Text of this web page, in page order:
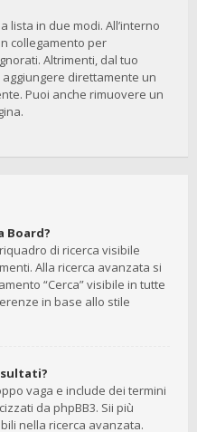
lista in due modi. All’interno
collegamento per
Altrimenti, dal tuo
direttamente un
Puoi anche rimuovere un
Board?
di ricerca visibile
Alla ricerca avanzata si
“Cerca” visibile in tutte
in base allo stile
vaga e include dei termini
da phpBB3. Sii più
nella ricerca avanzata.